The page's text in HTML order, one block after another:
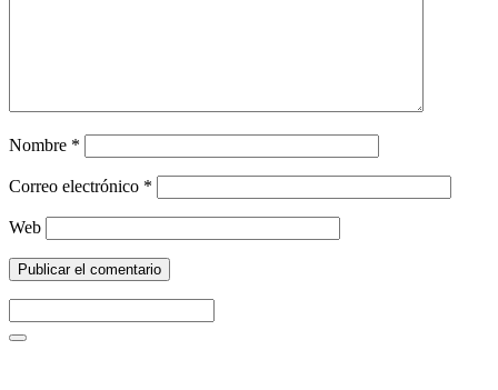
Nombre *
Correo electrónico *
Web